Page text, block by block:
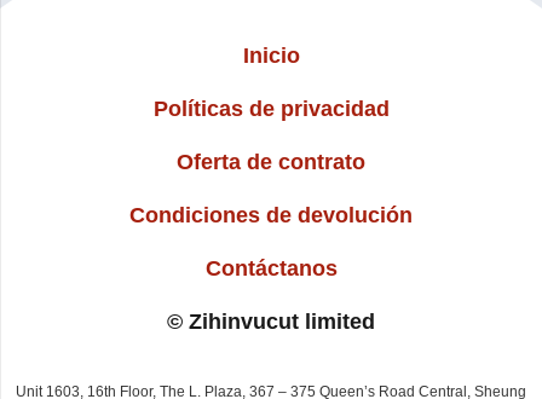
Inicio
Políticas de privacidad
Oferta de contrato
Condiciones de devolución
Contáctanos
© Zihinvucut limited
Unit 1603, 16th Floor, The L. Plaza, 367 – 375 Queen’s Road Central, Sheung